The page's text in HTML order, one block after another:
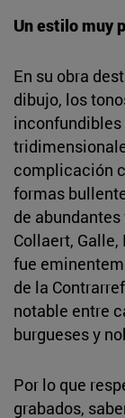
Un estilo muy
En su obra
dibujo, los
complicación
formas
de
Collaert,
fue
de la
notable entre
burgueses y
Por lo que
grabados,